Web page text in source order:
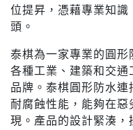
位提昇，憑藉專業知
頭。
泰棋為一家專業的圓
各種工業、建築和交通
品牌。泰棋圓形防水連
耐腐蝕性能，能夠在
現。產品的設計緊湊